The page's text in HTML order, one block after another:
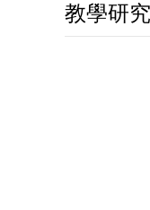
教學研究